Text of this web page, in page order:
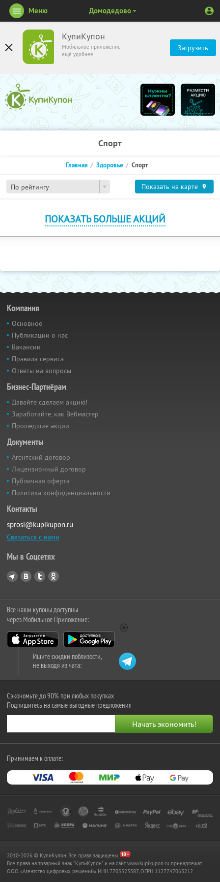
КупиКупон
Мобильное приложение
ещё удобнее
Загрузить
Меню Домодедово
Спорт
По рейтингу
Главная Здоровье Спорт
Показать на карте
ПОКАЗАТЬ БОЛЬШЕ АКЦИЙ
Компания
Основное
Публикации о нас
Вакансии
Правила сервиса
Ответы на вопросы
Бизнес-Партнёрам
Давайте сделаем акцию!
Заработайте, как Вебмастер
Прошедшие акции
Документы
Агентский договор
Лицензионный договор
Публичная оферта
Политика конфиденциальности
Контакты
sprosi@kupikupon.ru
Связаться с нами
Мы в Соцсетях
Все наши купоны доступны
через Мобильное Приложение:
Ищите скидки поблизости,
не выходя из чата:
Сэкономьте до 90% при любых покупках
Подпишитесь на самые выгодные предложения
Принимаем к оплате:
2010-2026 © КупиКупон. Все права защищены.
Все права на товарный знак "КупиКупон" и на сайт www.kupikupon.ru принадлежат
OOO «Агентство цифровых решений» ИНН 7705523387, ОГРН 1127747063212